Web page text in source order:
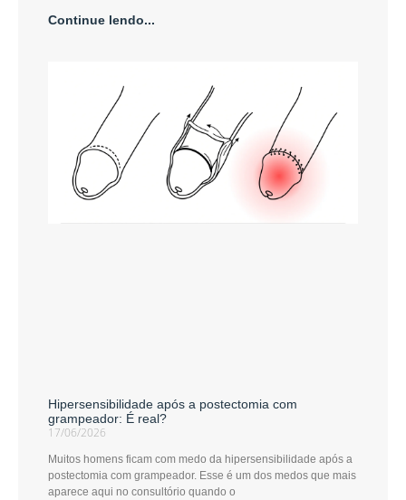
Continue lendo...
Hipersensibilidade após a postectomia com
grampeador: É real?
17/06/2026
Muitos homens ficam com medo da hipersensibilidade após a
postectomia com grampeador. Esse é um dos medos que mais
aparece aqui no consultório quando o